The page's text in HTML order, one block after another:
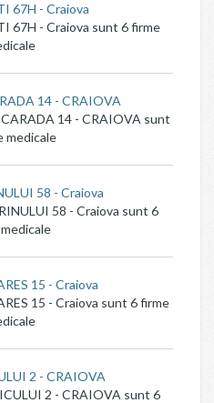
67H - Craiova
67H - Craiova sunt 6 firme
14 - CRAIOVA
14 - CRAIOVA sunt
medicale
58 - Craiova
58 - Craiova sunt 6
15 - Craiova
15 - Craiova sunt 6 firme
2 - CRAIOVA
2 - CRAIOVA sunt 6